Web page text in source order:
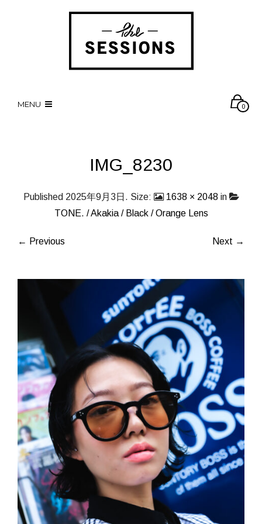
MENU 0
IMG_8230
Published 2025年9月3日 . Size: 1638 × 2048in
TONE. / Akakia / Black / Orange Lens
← Previous Next →